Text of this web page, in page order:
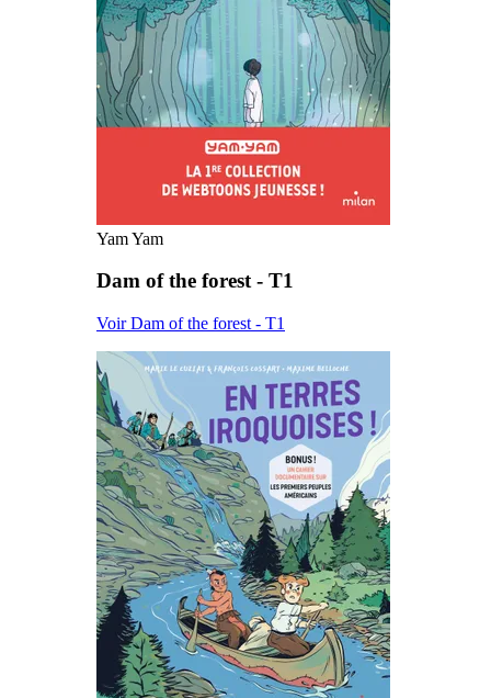
Yam Yam
Dam of the forest - T1
Voir Dam of the forest - T1